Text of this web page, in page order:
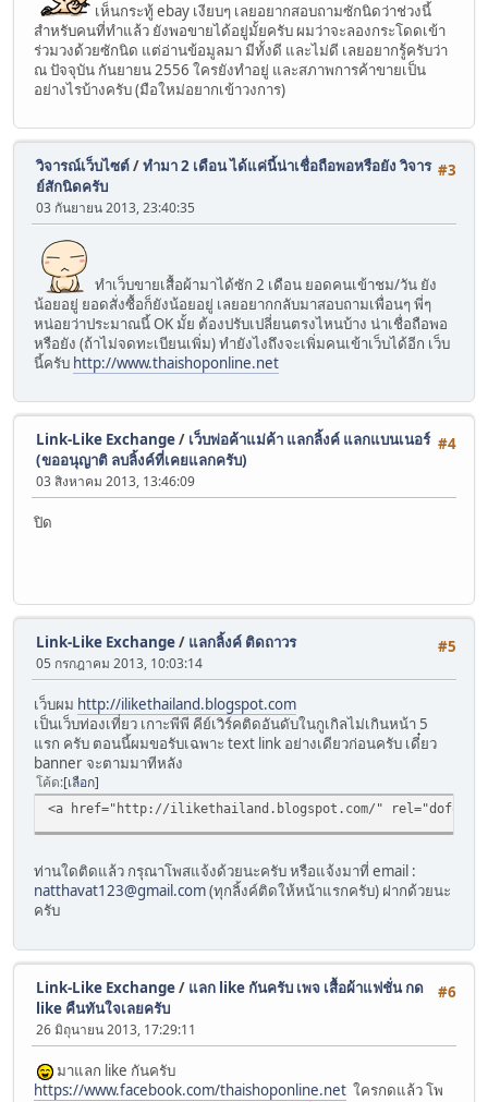
เห็นกระทู้ ebay เงียบๆ เลยอยากสอบถามซักนิดว่าช่วงนี้
สำหรับคนที่ทำแล้ว ยังพอขายได้อยู่มั้ยครับ ผมว่าจะลองกระโดดเข้า
ร่วมวงด้วยซักนิด แต่อ่านข้อมูลมา มีทั้งดี และไม่ดี เลยอยากรู้ครับว่า
ณ ปัจจุบัน กันยายน 2556 ใครยังทำอยู่ และสภาพการค้าขายเป็น
อย่างไรบ้างครับ (มือใหม่อยากเข้าวงการ)
#3
วิจารณ์เว็บไซต์/ทำมา 2 เดือน ได้แค่นี้น่าเชื่อถือพอหรือยัง วิจาร
ย์สักนิดครับ
03 กันยายน 2013, 23:40:35
ทำเว็บขายเสื้อผ้ามาได้ซัก 2 เดือน ยอดคนเข้าชม/วัน ยัง
น้อยอยู่ ยอดสั่งซื้อก็ยังน้อยอยู่ เลยอยากกลับมาสอบถามเพื่อนๆ พี่ๆ
หน่อยว่าประมาณนี้ OK มั้ย ต้องปรับเปลี่ยนตรงไหนบ้าง น่าเชื่อถือพอ
หรือยัง (ถ้าไม่จดทะเบียนเพิ่ม) ทำยังไงถึงจะเพิ่มคนเข้าเว็บได้อีก เว็บ
นี้ครับ http://www.thaishoponline.net
#4
Link-Like Exchange/ เว็บพ่อค้าแม่ค้า แลกลิ้งค์ แลกแบนเนอร์
(ขออนุญาติ ลบลิ้งค์ที่เคยแลกครับ)
03 สิงหาคม 2013, 13:46:09
ปิด
#5
Link-Like Exchange/ แลกลิ้งค์ ติดถาวร
05 กรกฎาคม 2013, 10:03:14
เว็บผม http://ilikethailand.blogspot.com
เป็นเว็บท่องเที่ยว เกาะพีพี คีย์เวิร์คติดอันดับในกูเกิลไม่เกินหน้า 5
แรก ครับ ตอนนี้ผมขอรับเฉพาะ text link อย่างเดียวก่อนครับ เดี๋ยว
banner จะตามมาทีหลัง
โค้ด เลือก
<a href="http://ilikethailand.blogspot.com/" rel="dofollow"
ท่านใดติดแล้ว กรุณาโพสแจ้งด้วยนะครับ หรือแจ้งมาที่ email :
natthavat123@gmail.com(ทุกลิ้งค์ติดให้หน้าแรกครับ) ฝากด้วยนะ
ครับ
#6
Link-Like Exchange/ แลก like กันครับ เพจ เสื้อผ้าแฟชั่น กด
like คืนทันใจเลยครับ
26 มิถุนายน 2013, 17:29:11
มาแลก like กันครับ
https://www.facebook.com/thaishoponline.net ใครกดแล้ว โพ